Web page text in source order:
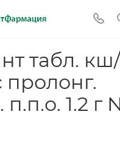
табл. кш/
пролонг.
п.п.о. 1.2 г